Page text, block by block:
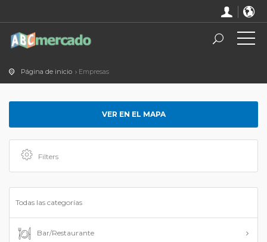
Página de inicio Empresas
VER EN EL MAPA
Filters
Todas las categorías
Bar/Restaurante